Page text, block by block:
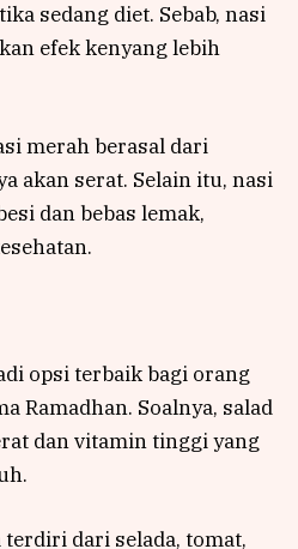
sedang diet. Sebab, nasi
efek kenyang lebih
merah berasal dari
akan serat. Selain itu, nasi
dan bebas lemak,
opsi terbaik bagi orang
Ramadhan. Soalnya, salad
dan vitamin tinggi yang
dari selada, tomat,